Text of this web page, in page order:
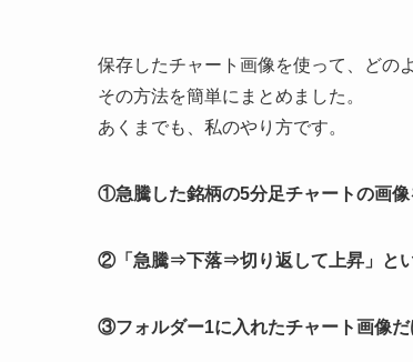
保存したチャート画像を使って、どの
その方法を簡単にまとめました。
あくまでも、私のやり方です。
①急騰した銘柄の5分足チャートの画像
②「急騰⇒下落⇒切り返して上昇」とい
③フォルダー1に入れたチャート画像だ